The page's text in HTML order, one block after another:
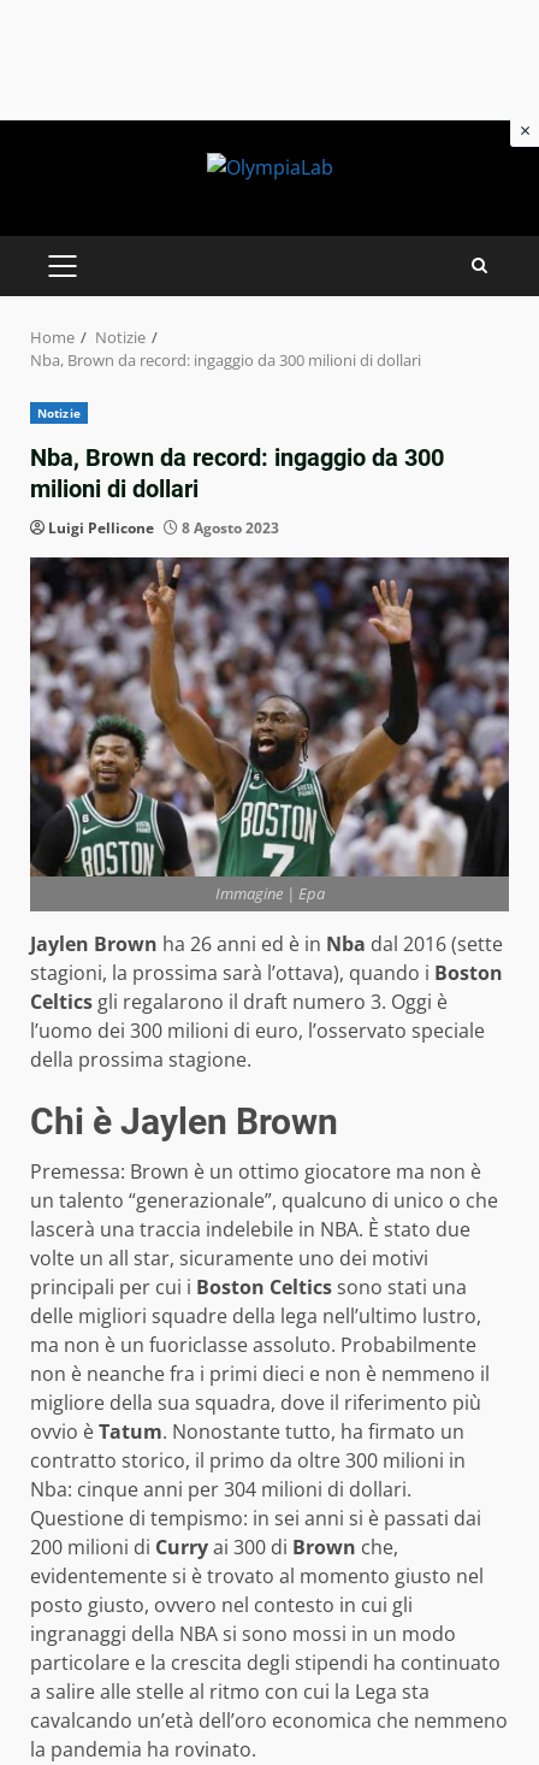
PRIMARY
MENU
Home
Notizie
Nba, Brown da record: ingaggio da 300 milioni di dollari
Notizie
Nba, Brown da record: ingaggio da 300
milioni di dollari
Luigi Pellicone 8 Agosto 2023
Immagine | Epa
Jaylen Brown ha 26 anni ed è in Nba dal 2016 (sette
stagioni, la prossima sarà l’ottava), quando i Boston
Celtics gli regalarono il draft numero 3. Oggi è
l’uomo dei 300 milioni di euro, l’osservato speciale
della prossima stagione.
Chi è Jaylen Brown
Premessa: Brown è un ottimo giocatore ma non è
un talento “generazionale”, qualcuno di unico o che
lascerà una traccia indelebile in NBA. È stato due
volte un all star, sicuramente uno dei motivi
principali per cui i Boston Celticssono stati una
delle migliori squadre della lega nell’ultimo lustro,
ma non è un fuoriclasse assoluto. Probabilmente
non è neanche fra i primi dieci e non è nemmeno il
migliore della sua squadra, dove il riferimento più
ovvio èTatum. Nonostante tutto, ha firmato un
contratto storico, il primo da oltre 300 milioni in
Nba: cinque anni per 304 milioni di dollari.
Questione di tempismo: in sei anni si è passati dai
200 milioni di Curryai 300 di Brown che,
evidentemente si è trovato al momento giusto nel
posto giusto, ovvero nel contesto in cui gli
ingranaggi della NBA si sono mossi in un modo
particolare e la crescita degli stipendi ha continuato
a salire alle stelle al ritmo con cui la Lega sta
cavalcando un’età dell’oro economica che nemmeno
la pandemia ha rovinato.
×